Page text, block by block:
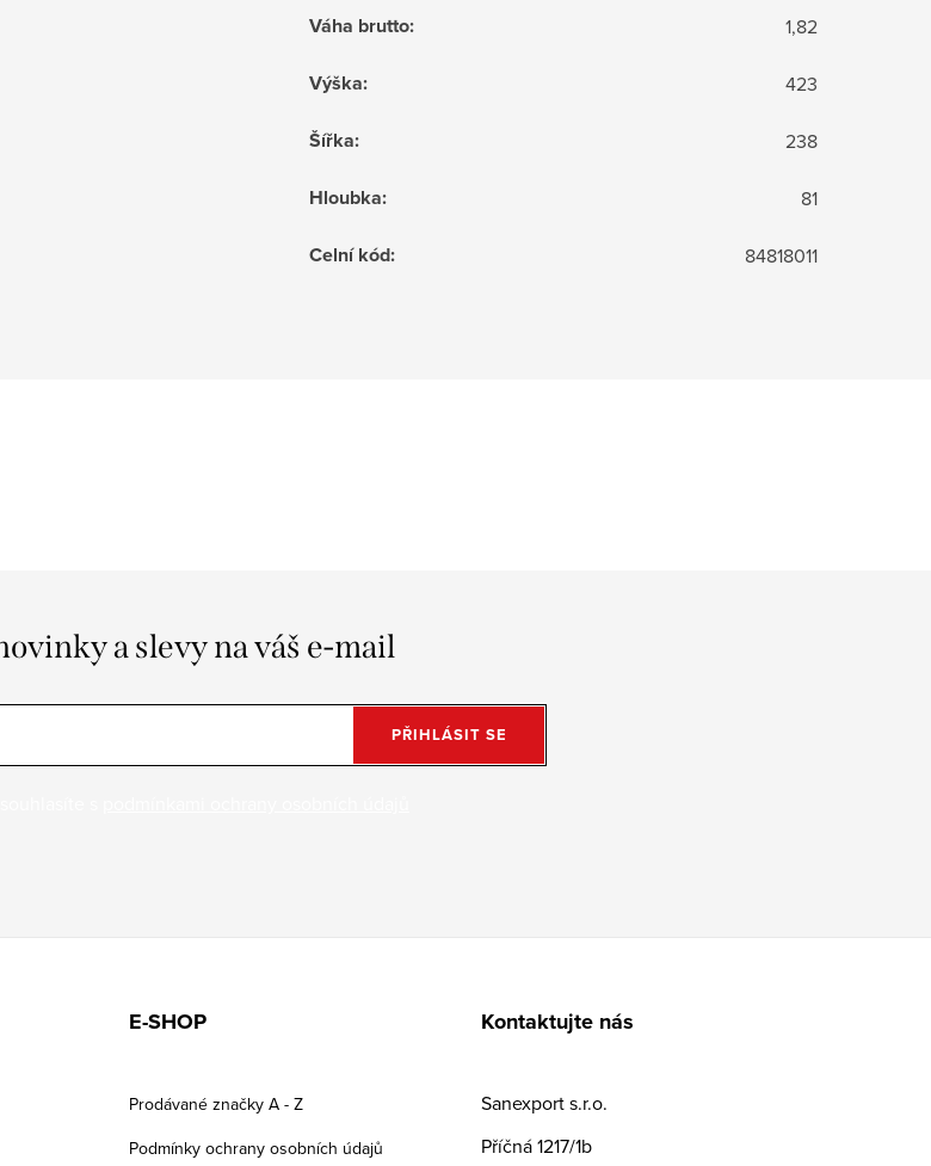
Váha brutto: 1,82
Výška: 423
Šířka: 238
Hloubka: 81
Celní kód: 84818011
a slevy na váš e-mail
PŘIHLÁSIT SE
E-SHOP
Prodávané značky A - Z
Podmínky ochrany osobních údajů
Kontaktujte nás
Sanexport s.r.o.
Příčná 1217/1b